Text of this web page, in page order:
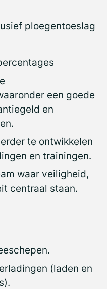
ploegentoeslag
een goede
en
te ontwikkelen
en trainingen.
waar veiligheid,
centraal staan.
(laden en